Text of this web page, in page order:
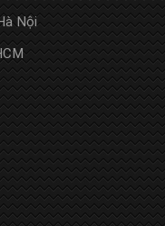
Nội